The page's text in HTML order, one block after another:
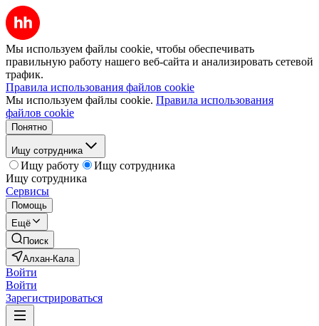
Мы используем файлы cookie, чтобы обеспечивать
правильную работу нашего веб-сайта и анализировать сетевой
трафик.
Правила использования файлов cookie
Мы используем файлы cookie. Правила использования
файлов cookie
Понятно
Ищу сотрудника
Ищу работу
Ищу сотрудника
Ищу сотрудника
Сервисы
Помощь
Ещё
Поиск
Алхан-Кала
Войти
Войти
Зарегистрироваться